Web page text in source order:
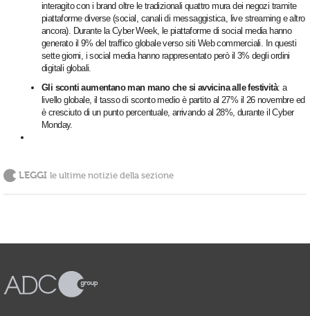
interagito con i brand oltre le tradizionali quattro mura dei negozi tramite
piattaforme diverse (social, canali di messaggistica, live streaming e altro
ancora). Durante la Cyber Week, le piattaforme di social media hanno
generato il 9% del traffico globale verso siti Web commerciali. In questi
sette giorni, i social media hanno rappresentato però il 3% degli ordini
digitali globali.
Gli sconti aumentano man mano che si avvicina alle festività: a
livello globale, il tasso di sconto medio è partito al 27% il 26 novembre ed
è cresciuto di un punto percentuale, arrivando al 28%, durante il Cyber
Monday.
LEGGI le ultime notizie della sezione